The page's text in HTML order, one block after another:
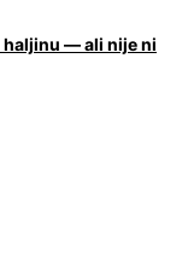
haljinu — ali nije ni